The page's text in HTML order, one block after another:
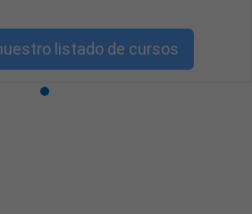
listado de cursos